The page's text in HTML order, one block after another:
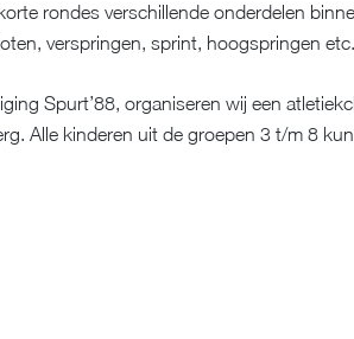
rondes verschillende onderdelen
verspringen, sprint, hoogspringen etc.
Spurt’88, organiseren wij een
Alle kinderen uit de groepen 3 t/m 8